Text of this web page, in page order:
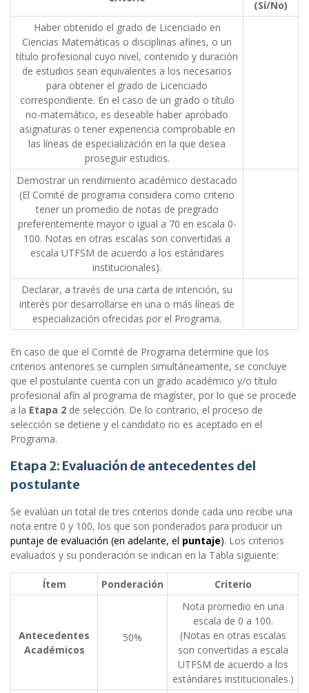
(Sí/No)
Haber obtenido el grado de Licenciado en
Ciencias Matemáticas o disciplinas afines, o un
título profesional cuyo nivel, contenido y duración
de estudios sean equivalentes a los necesarios
para obtener el grado de Licenciado
correspondiente. En el caso de un grado o título
no-matemático, es deseable haber aprobado
asignaturas o tener experiencia comprobable en
las líneas de especialización en la que desea
proseguir estudios.
Demostrar un rendimiento académico destacado
(El Comité de programa considera como criterio
tener un promedio de notas de pregrado
preferentemente mayor o igual a 70 en escala 0-
100. Notas en otras escalas son convertidas a
escala UTFSM de acuerdo a los estándares
institucionales).
Declarar, a través de una carta de intención, su
interés por desarrollarse en una o más líneas de
especialización ofrecidas por el Programa.
En caso de que el Comité de Programa determine que los
criterios anteriores se cumplen simultáneamente, se concluye
que el postulante cuenta con un grado académico y/o título
profesional afín al programa de magíster, por lo que se procede
a la Etapa 2 de selección. De lo contrario, el proceso de
selección se detiene y el candidato no es aceptado en el
Programa.
Etapa 2: Evaluación de antecedentes del
postulante
Se evalúan un total de tres criterios donde cada uno recibe una
nota entre 0 y 100, los que son ponderados para producir un
puntaje de evaluación (en adelante, el puntaje). Los criterios
evaluados y su ponderación se indican en la Tabla siguiente:
Ítem Ponderación Criterio
Antecedentes
Académicos
50%
Nota promedio en una
escala de 0 a 100.
(Notas en otras escalas
son convertidas a escala
UTFSM de acuerdo a los
estándares institucionales.)